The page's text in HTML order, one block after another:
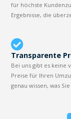
für höchste
Ergebnisse, die
Transparente
Bei uns gibt es keine
Preise für Ihren
genau wissen, was